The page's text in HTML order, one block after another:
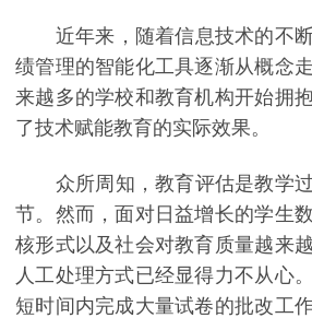
近年来，随着信息技术的不断
绩管理的智能化工具逐渐从概念
来越多的学校和教育机构开始拥
了技术赋能教育的实际效果。
众所周知，教育评估是教学过
节。然而，面对日益增长的学生
核形式以及社会对教育质量越来
人工处理方式已经显得力不从心
短时间内完成大量试卷的批改工